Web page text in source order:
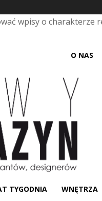
wpisy o charakterze
O NAS
TYGODNIA WNĘTRZA